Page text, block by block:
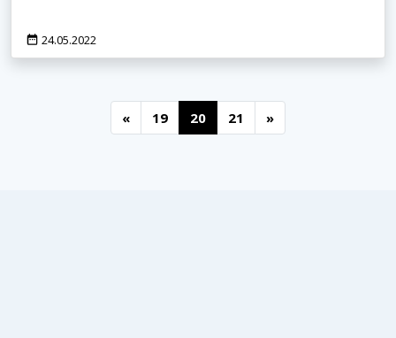
24.05.2022
« 19 20 21 »